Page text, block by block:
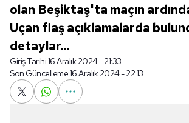
olan Beşiktaş'ta maçın
Uçan flaş açıklamalarda
detaylar...
Giriş Tarihi:16 Aralık 2024 - 21:33
Son Güncelleme:16 Aralık 2024 - 22:13